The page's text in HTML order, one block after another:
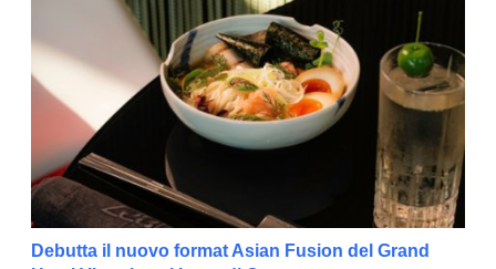
Debutta il nuovo format Asian Fusion del Grand